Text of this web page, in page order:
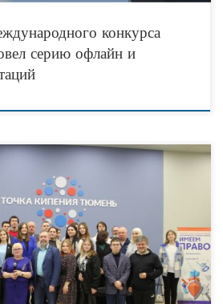
конкурса
серию офлайн и
коллективной работы «Точка Кипения-
конференция, посвященная старту нового этапа
проекта «Тюменская Дармарка — своих